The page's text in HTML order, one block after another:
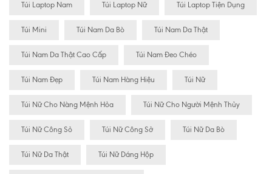
Túi Laptop Nam Túi Laptop Nữ Túi Laptop Tiện Dụng
Túi Mini Túi Nam Da Bò Túi Nam Da Thật
Túi Nam Da Thật Cao Cấp Túi Nam Đeo Chéo
Túi Nam Đẹp Túi Nam Hàng Hiệu Túi Nữ
Túi Nữ Cho Nàng Mệnh Hỏa Túi Nữ Cho Người Mệnh Thủy
Túi Nữ Công Sỏ Túi Nữ Công Sở Túi Nữ Da Bò
Túi Nữ Da Thật Túi Nữ Dáng Hộp